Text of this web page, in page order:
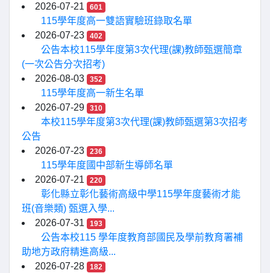
2026-07-21
601
115學年度高一雙語實驗班錄取名單
2026-07-23
402
公告本校115學年度第3次代理(課)教師甄選簡章
(一次公告分次招考)
2026-08-03
352
115學年度高一新生名單
2026-07-29
310
本校115學年度第3次代理(課)教師甄選第3次招考
公告
2026-07-23
236
115學年度國中部新生導師名單
2026-07-21
220
彰化縣立彰化藝術高級中學115學年度藝術才能
班(音樂類) 甄選入學...
2026-07-31
193
公告本校115 學年度教育部國民及學前教育署補
助地方政府精進高級...
2026-07-28
182